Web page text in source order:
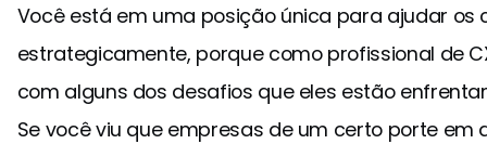
Você está em uma posição única para ajudar os
estrategicamente, porque como profissional de
com alguns dos desafios que eles estão
Se você viu que empresas de um certo porte